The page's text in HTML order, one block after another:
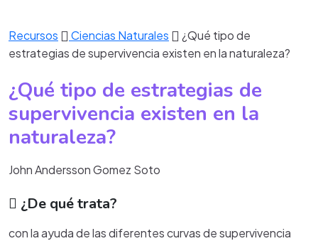
Recursos Ciencias Naturales
¿Qué tipo de
estrategias de supervivencia existen en la naturaleza?
¿Qué tipo de estrategias de
supervivencia existen en la
naturaleza?
John Andersson Gomez Soto
¿De qué trata?
con la ayuda de las diferentes curvas de supervivencia